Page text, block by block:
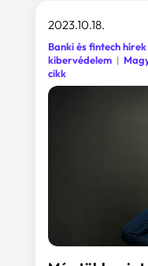
2023.10.18.
Banki és fintech hírek
kibervédelem
cikk